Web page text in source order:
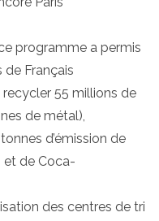
programme a permis
de Français
55 millions de
de métal),
d’émission de
et de Coca-
des centres de tri